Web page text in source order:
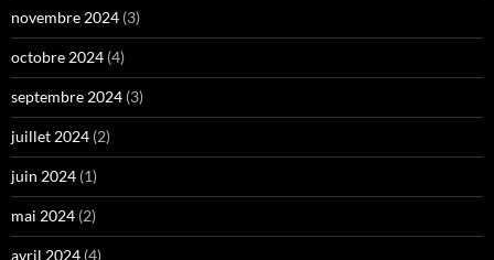
novembre 2024 (3)
octobre 2024 (4)
septembre 2024 (3)
juillet 2024 (2)
juin 2024 (1)
mai 2024 (2)
avril 2024 (4)